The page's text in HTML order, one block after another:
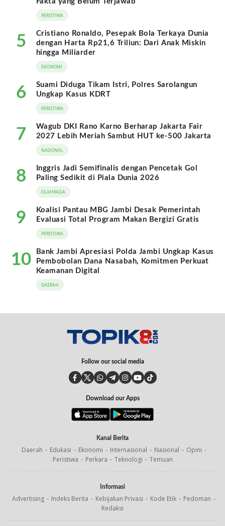
PERISTIWA
5
Cristiano Ronaldo, Pesepak Bola Terkaya Dunia
dengan Harta Rp21,6 Triliun: Dari Anak Miskin
hingga Miliarder
EKONOMI
6
Suami Diduga Tikam Istri, Polres Sarolangun
Ungkap Kasus KDRT
PERISTIWA
7
Wagub DKI Rano Karno Berharap Jakarta Fair
2027 Lebih Meriah Sambut HUT ke-500 Jakarta
NASIONAL
8
Inggris Jadi Semifinalis dengan Pencetak Gol
Paling Sedikit di Piala Dunia 2026
OLAHRAGA
9
Koalisi Pantau MBG Jambi Desak Pemerintah
Evaluasi Total Program Makan Bergizi Gratis
PERISTIWA
10
Bank Jambi Apresiasi Polda Jambi Ungkap Kasus
Pembobolan Dana Nasabah, Komitmen Perkuat
Keamanan Digital
DAERAH
Follow our social media
Download our Apps
Kanal Berita
Daerah Edukasi Ekonomi Internasional Nasional
Opini
Peristiwa
Perkara Teknologi Temuan
Informasi
Advertising Indeks Berita Kebijakan Privasi Kode Etik
Pedoman
Redaksi